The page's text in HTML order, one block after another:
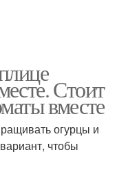
Стоит
вместе
огурцы и
чтобы